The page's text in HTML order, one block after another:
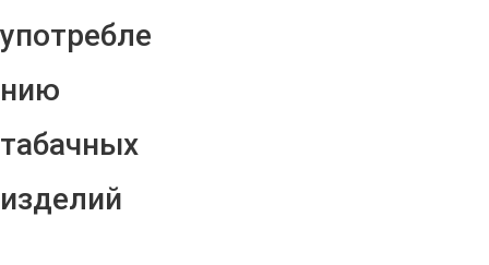
употребле
нию
табачных
изделий